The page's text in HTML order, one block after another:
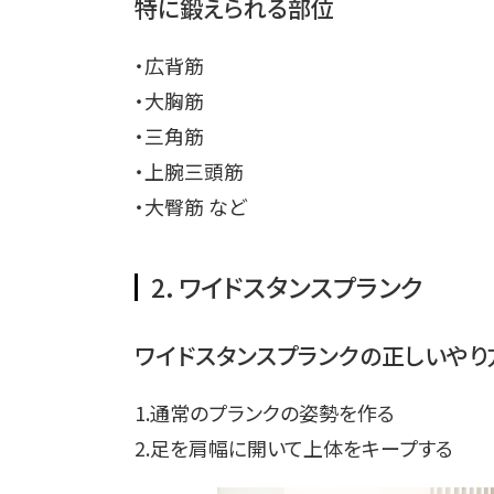
特に鍛えられる部位
・広背筋
・大胸筋
・三角筋
・上腕三頭筋
・大臀筋 など
2．ワイドスタンスプランク
ワイドスタンスプランクの正しいや
1.通常のプランクの姿勢を作る
2.足を肩幅に開いて上体をキープする